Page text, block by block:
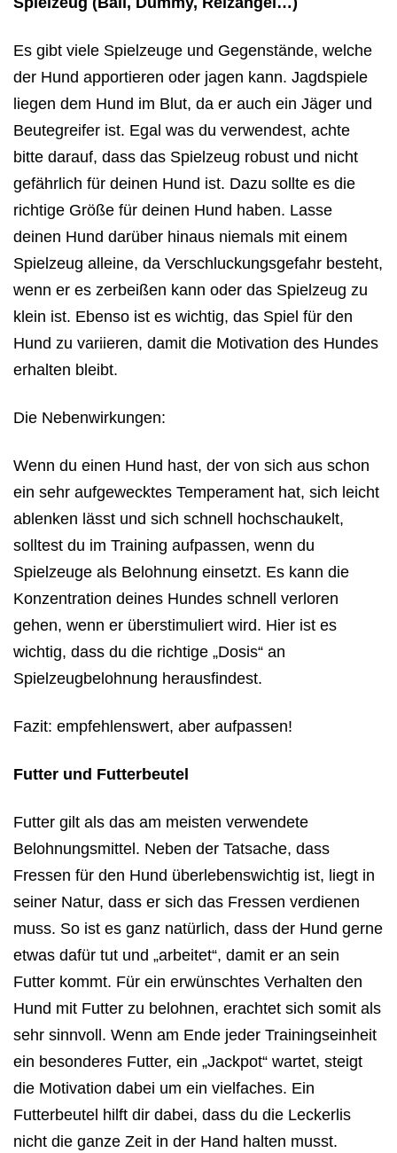
Es gibt viele Spielzeuge und Gegenstände, welche
der Hund apportieren oder jagen kann. Jagdspiele
liegen dem Hund im Blut, da er auch ein Jäger und
Beutegreifer ist. Egal was du verwendest, achte
bitte darauf, dass das Spielzeug robust und nicht
gefährlich für deinen Hund ist. Dazu sollte es die
richtige Größe für deinen Hund haben. Lasse
deinen Hund darüber hinaus niemals mit einem
Spielzeug alleine, da Verschluckungsgefahr besteht,
wenn er es zerbeißen kann oder das Spielzeug zu
klein ist. Ebenso ist es wichtig, das Spiel für den
Hund zu variieren, damit die Motivation des Hundes
erhalten bleibt.
Die Nebenwirkungen:
Wenn du einen Hund hast, der von sich aus schon
ein sehr aufgewecktes Temperament hat, sich leicht
ablenken lässt und sich schnell hochschaukelt,
solltest du im Training aufpassen, wenn du
Spielzeuge als Belohnung einsetzt. Es kann die
Konzentration deines Hundes schnell verloren
gehen, wenn er überstimuliert wird. Hier ist es
wichtig, dass du die richtige „Dosis“ an
Spielzeugbelohnung herausfindest.
Fazit: empfehlenswert, aber aufpassen!
Futter und Futterbeutel
Futter gilt als das am meisten verwendete
Belohnungsmittel. Neben der Tatsache, dass
Fressen für den Hund überlebenswichtig ist, liegt in
seiner Natur, dass er sich das Fressen verdienen
muss. So ist es ganz natürlich, dass der Hund gerne
etwas dafür tut und „arbeitet“, damit er an sein
Futter kommt. Für ein erwünschtes Verhalten den
Hund mit Futter zu belohnen, erachtet sich somit als
sehr sinnvoll. Wenn am Ende jeder Trainingseinheit
ein besonderes Futter, ein „Jackpot“ wartet, steigt
die Motivation dabei um ein vielfaches. Ein
Futterbeutel hilft dir dabei, dass du die Leckerlis
nicht die ganze Zeit in der Hand halten musst.